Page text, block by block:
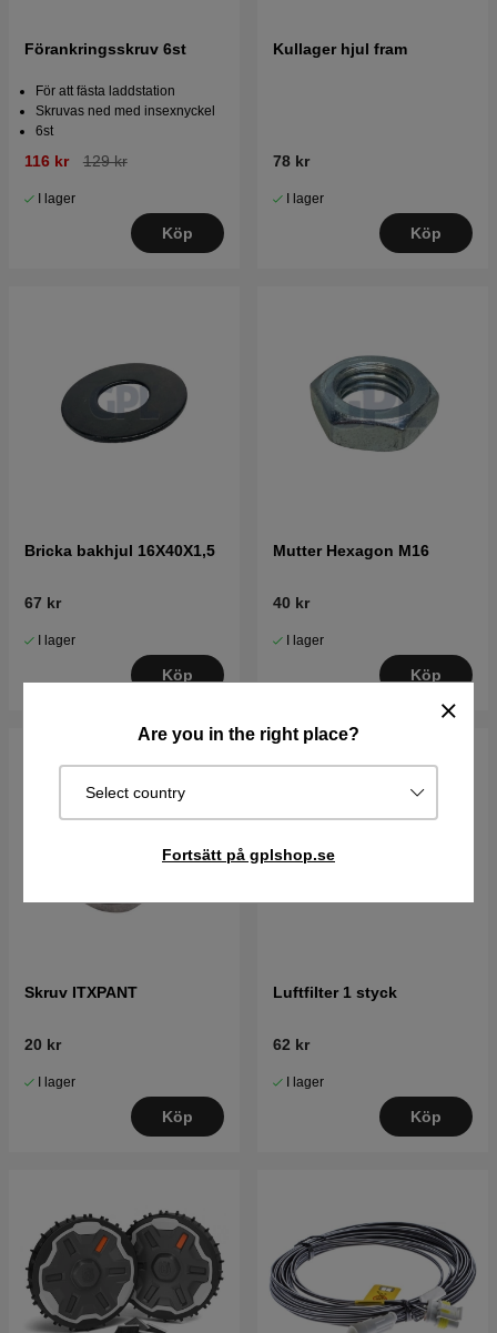
Are you in the right place?
Select country
Fortsätt på gplshop.se
Förankringsskruv 6st
För att fästa laddstation
Skruvas ned med insexnyckel
6st
116 kr 129 kr
I lager
Köp
Kullager hjul fram
78 kr
I lager
Köp
Bricka bakhjul 16X40X1,5
67 kr
I lager
Köp
Mutter Hexagon M16
40 kr
I lager
Köp
Skruv ITXPANT
20 kr
I lager
Köp
Luftfilter 1 styck
62 kr
I lager
Köp